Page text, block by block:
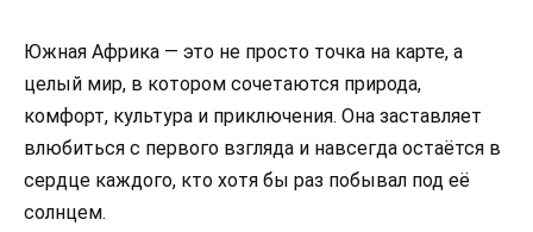
Южная Африка — это не просто точка на карте, а
целый мир, в котором сочетаются природа,
комфорт, культура и приключения. Она заставляет
влюбиться с первого взгляда и навсегда остаётся в
сердце каждого, кто хотя бы раз побывал под её
солнцем.